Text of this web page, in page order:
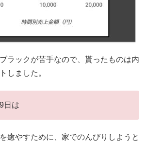
ラックが苦手なので、貰ったものは内
しました。
日は
癒やすために、家でのんびりしようと